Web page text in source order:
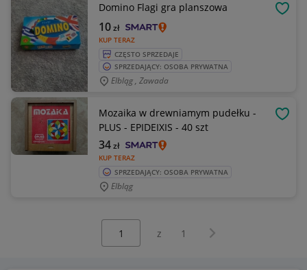
Domino Flagi gra planszowa
KUP TERAZ
10zł
CZĘSTO SPRZEDAJE
SPRZEDAJĄCY: OSOBA PRYWATNA
Elbląg , Zawada
Mozaika w drewniamym pudełku -
PLUS - EPIDEIXIS - 40 szt
KUP TERAZ
34zł
SPRZEDAJĄCY: OSOBA PRYWATNA
Elbląg
z 1 Następna strona